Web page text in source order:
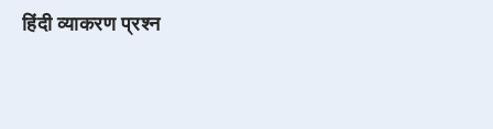
हिंदी व्याकरण प्रश्न